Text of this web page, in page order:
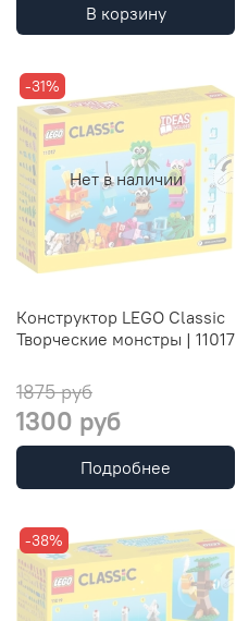
В корзину
Нет в наличии
-31%
Конструктор LEGO Classic
Творческие монстры | 11017
1875 руб
1300 руб
Подробнее
-38%